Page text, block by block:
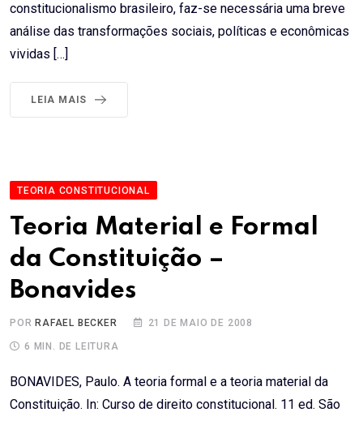
constitucionalismo brasileiro, faz-se necessária uma breve
análise das transformações sociais, políticas e econômicas
vividas […]
LEIA MAIS
TEORIA CONSTITUCIONAL
Teoria Material e Formal
da Constituição –
Bonavides
POR RAFAEL BECKER 21 DE MAIO DE 2008
6 MIN. DE LEITURA
BONAVIDES, Paulo. A teoria formal e a teoria material da
Constituição. In: Curso de direito constitucional. 11 ed. São